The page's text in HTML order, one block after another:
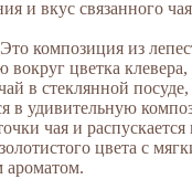
и вкус связанного
композиция из
вокруг цветка
в стеклянной
в удивительную
чая и
цвета с
ароматом.